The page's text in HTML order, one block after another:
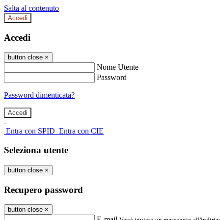
Salta al contenuto
Accedi
Accedi
button close ×
Nome Utente
Password
Password dimenticata?
-
Entra con SPID Entra con CIE
Seleziona utente
button close ×
Recupero password
button close ×